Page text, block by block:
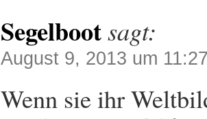
Segelbootsagt:
August 9, 2013 um
Wenn sie ihr